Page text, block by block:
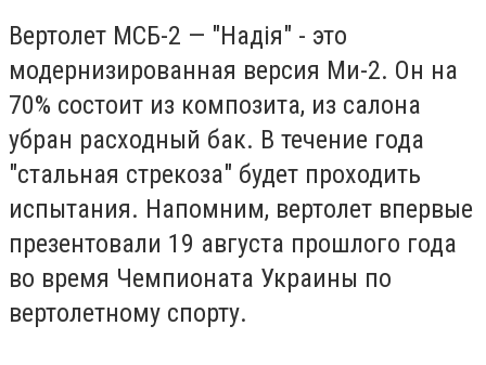
Вертолет МСБ-2 — "Надія" - это
модернизированная версия Ми-2. Он на
70% состоит из композита, из салона
убран расходный бак. В течение года
"стальная стрекоза" будет проходить
испытания. Напомним, вертолет впервые
презентовали 19 августа прошлого года
во время Чемпионата Украины по
вертолетному спорту.